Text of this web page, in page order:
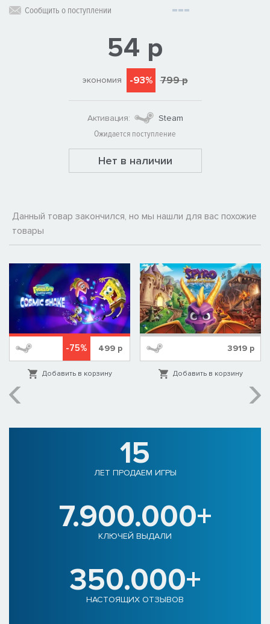
Сообщить о поступлении
54 р
экономия -93% 799 р
Активация:
Steam
Ожидается поступление
Нет в наличии
Данный товар закончился, но мы нашли для вас похожие
товары
-75% 499р
Добавить в корзину
3919 р
Добавить в корзину
15
ЛЕТ ПРОДАЕМ ИГРЫ
7.900.000+
КЛЮЧЕЙ ВЫДАЛИ
350.000+
НАСТОЯЩИХ ОТЗЫВОВ